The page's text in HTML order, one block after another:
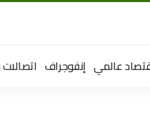
عالمي إنفوجراف